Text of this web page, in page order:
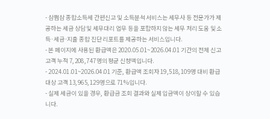
- 삼쩜삼 종합소득세 간편신고 및 소득분석 서비스는 세무사 등 전문가가 제
공하는 세금 상담 및 세무대리 업무 등을 포함하지 않는 세무 처리 도움 및 소
득·세금·지출 종합 진단 리포트를 제공하는 서비스입니다.
- 본 페이지에 사용된 환급액은 2020.05.01~2026.04.01 기간의 전체 신고
고객 누적 7,208,747명의 평균 신청액입니다.
- 2024.01.01~2026.04.01 기준, 환급액 조회자 19,518,109명 대비 환급
대상 고객 13,965,129명으로 71%입니다.
- 실제 세금이 있을 경우, 환급금 조회 결과와 실제 입금액이 상이할 수 있습
니다.